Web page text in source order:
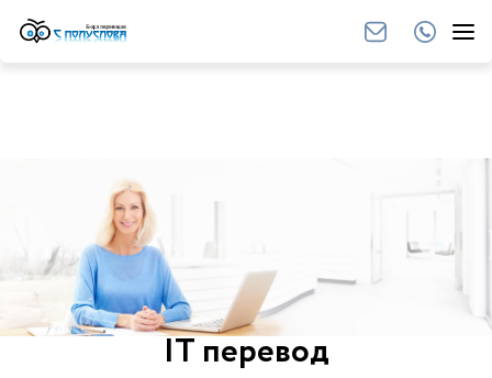
IT перевод